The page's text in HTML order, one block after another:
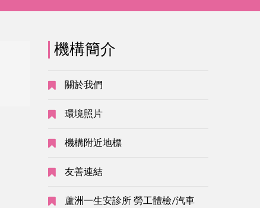
沒有公告
機構簡介
關於我們
環境照片
機構附近地標
友善連結
蘆洲一生安診所 勞工體檢/汽車